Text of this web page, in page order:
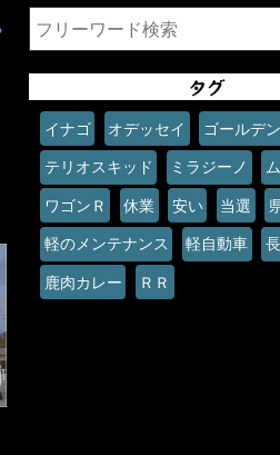
タグ
イナゴ オデッセイ ゴールデ
テリオスキッド ミラジーノ
ワゴンＲ 休業 安い 当選
軽のメンテナンス 軽自動車
鹿肉カレー ＲＲ